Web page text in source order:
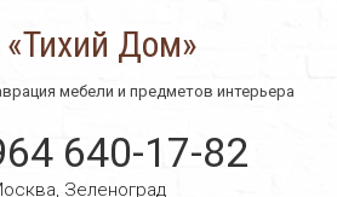
Дом»
мебели и предметов интерьера
640-17-82
Зеленоград